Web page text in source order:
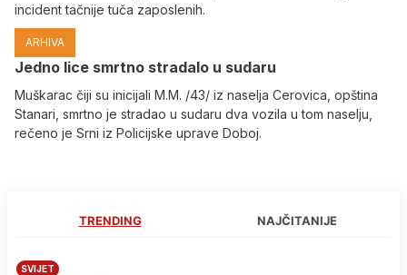
incident tačnije tuča zaposlenih.
ARHIVA
Јedno lice smrtno stradalo u sudaru
Muškarac čiji su inicijali M.M. /43/ iz naselja Cerovica, opština
Stanari, smrtno je stradao u sudaru dva vozila u tom naselju,
rečeno je Srni iz Policijske uprave Doboj.
TRENDING NAJČITANIJE
SVIJET